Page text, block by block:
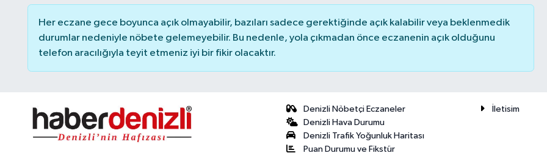
Her eczane gece boyunca açık olmayabilir, bazıları sadece gerektiğinde açık kalabilir veya beklenmedik
durumlar nedeniyle nöbete gelemeyebilir. Bu nedenle, yola çıkmadan önce eczanenin açık olduğunu
telefon aracılığıyla teyit etmeniz iyi bir fikir olacaktır.
Denizli Nöbetçi Eczaneler
Denizli Hava Durumu
Denizli Trafik Yoğunluk Haritası
Puan Durumu ve Fikstür
İletisim